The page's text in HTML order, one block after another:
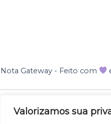
Valorizamos sua
Nota Gateway - Feito com
Nota Gateway — 2011 -
NOTA GATEWAY